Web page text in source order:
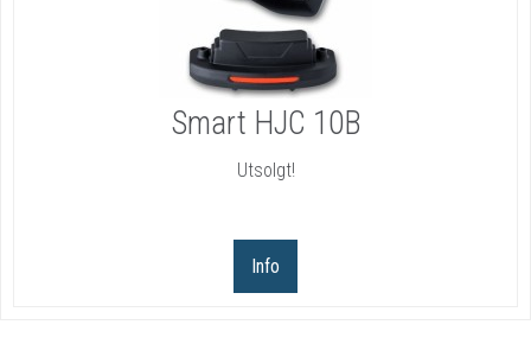
Smart HJC 10B
Utsolgt!
Info